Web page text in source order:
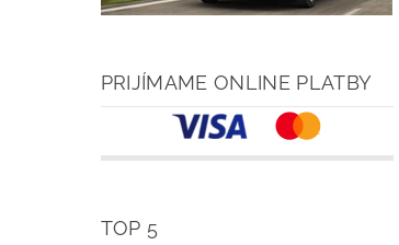
PRIJÍMAME ONLINE PLATBY
TOP 5